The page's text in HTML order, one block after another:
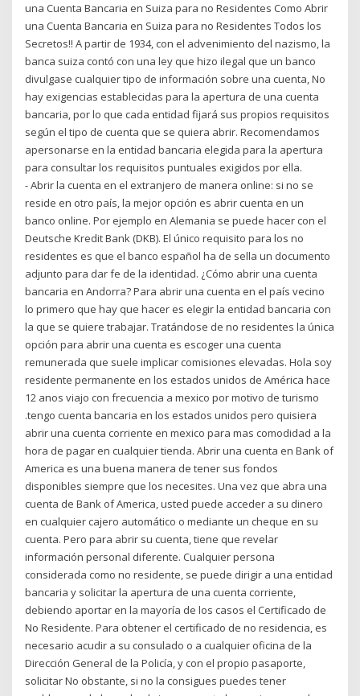
una Cuenta Bancaria en Suiza para no Residentes Como Abrir
una Cuenta Bancaria en Suiza para no Residentes Todos los
Secretos!! A partir de 1934, con el advenimiento del nazismo, la
banca suiza contó con una ley que hizo ilegal que un banco
divulgase cualquier tipo de información sobre una cuenta, No
hay exigencias establecidas para la apertura de una cuenta
bancaria, por lo que cada entidad fijará sus propios requisitos
según el tipo de cuenta que se quiera abrir. Recomendamos
apersonarse en la entidad bancaria elegida para la apertura
para consultar los requisitos puntuales exigidos por ella.
- Abrir la cuenta en el extranjero de manera online: si no se
reside en otro país, la mejor opción es abrir cuenta en un
banco online. Por ejemplo en Alemania se puede hacer con el
Deutsche Kredit Bank (DKB). El único requisito para los no
residentes es que el banco español ha de sella un documento
adjunto para dar fe de la identidad. ¿Cómo abrir una cuenta
bancaria en Andorra? Para abrir una cuenta en el país vecino
lo primero que hay que hacer es elegir la entidad bancaria con
la que se quiere trabajar. Tratándose de no residentes la única
opción para abrir una cuenta es escoger una cuenta
remunerada que suele implicar comisiones elevadas. Hola soy
residente permanente en los estados unidos de América hace
12 anos viajo con frecuencia a mexico por motivo de turismo
.tengo cuenta bancaria en los estados unidos pero quisiera
abrir una cuenta corriente en mexico para mas comodidad a la
hora de pagar en cualquier tienda. Abrir una cuenta en Bank of
America es una buena manera de tener sus fondos
disponibles siempre que los necesites. Una vez que abra una
cuenta de Bank of America, usted puede acceder a su dinero
en cualquier cajero automático o mediante un cheque en su
cuenta. Pero para abrir su cuenta, tiene que revelar
información personal diferente. Cualquier persona
considerada como no residente, se puede dirigir a una entidad
bancaria y solicitar la apertura de una cuenta corriente,
debiendo aportar en la mayoría de los casos el Certificado de
No Residente. Para obtener el certificado de no residencia, es
necesario acudir a su consulado o a cualquier oficina de la
Dirección General de la Policía, y con el propio pasaporte,
solicitar No obstante, si no la consigues puedes tener